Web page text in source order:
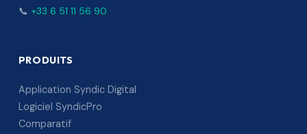
📞 +33 6 51 11 56 90
PRODUITS
Application Syndic Digital
Logiciel SyndicPro
Comparatif